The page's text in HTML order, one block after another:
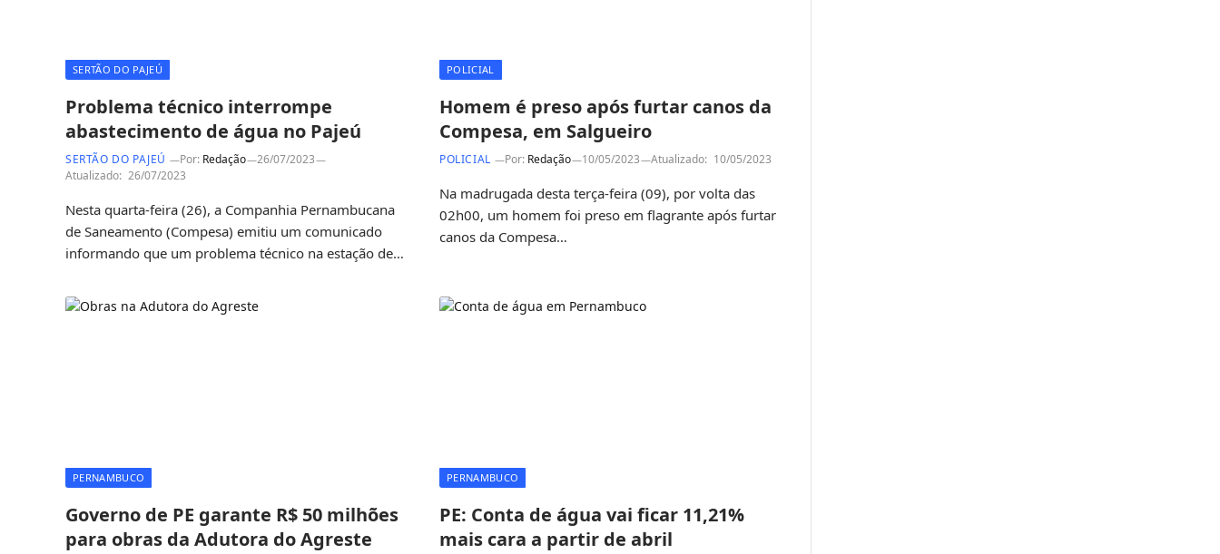
SERTÃO DO PAJEÚ
Problema técnico interrompe
abastecimento de água no Pajeú
SERTÃO DO PAJEÚ Por: Redação
26/07/2023
Atualizado: 26/07/2023
Nesta quarta-feira (26), a Companhia Pernambucana
de Saneamento (Compesa) emitiu um comunicado
informando que um problema técnico na estação de…
POLICIAL
Homem é preso após furtar canos da
Compesa, em Salgueiro
POLICIAL Por: Redação 10/05/2023 Atualizado: 10/05/2023
Na madrugada desta terça-feira (09), por volta das
02h00, um homem foi preso em flagrante após furtar
canos da Compesa…
PERNAMBUCO
Governo de PE garante R$ 50 milhões
para obras da Adutora do Agreste
PERNAMBUCO
PE: Conta de água vai ficar 11,21%
mais cara a partir de abril